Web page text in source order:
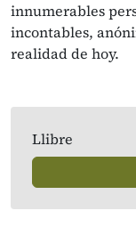
innumerables
incontables,
realidad de hoy.
Llibre